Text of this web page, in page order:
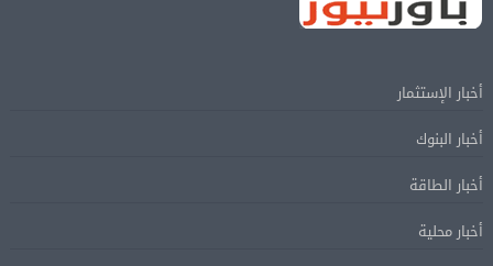
أخبار الإستثمار
أخبار البنوك
أخبار الطاقة
أخبار محلية